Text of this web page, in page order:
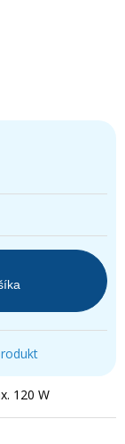
120 W